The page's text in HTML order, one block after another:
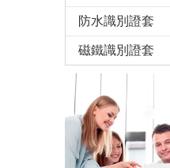
防水識別證套
磁鐵識別證套